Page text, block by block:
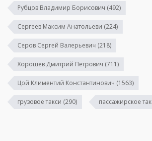
Рубцов Владимир Борисович (492)
Сергеев Максим Анатольеви (224)
Серов Сергей Валерьевич (218)
Хорошев Дмитрий Петрович (711)
Цой Климентий Константинович (1563)
грузовое такси (290) пассажирское